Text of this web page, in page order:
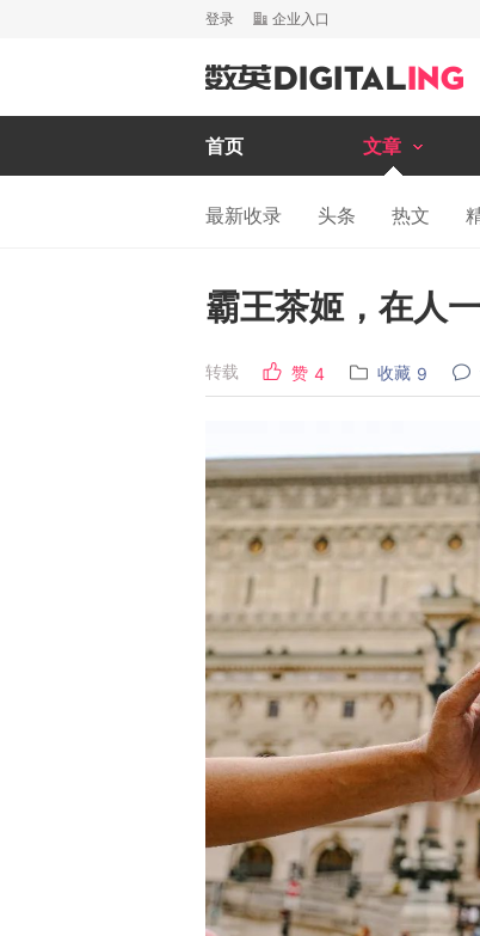
登录 企业入口
首页 文章
最新收录 头条 热文
霸王茶姬，在人
转载 赞 4 收藏 9